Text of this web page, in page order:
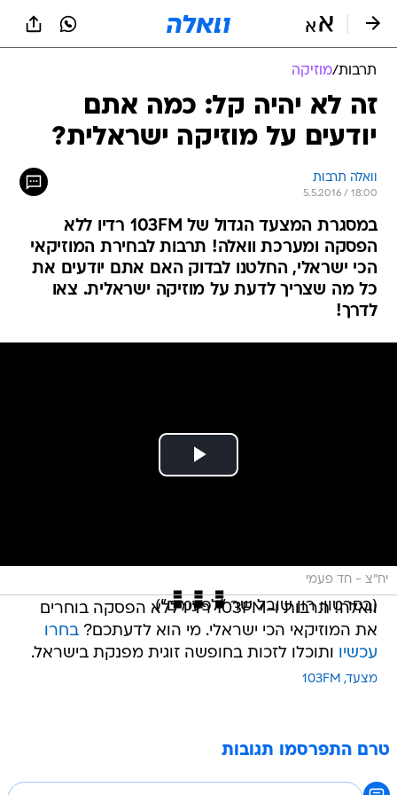
תרבות/מוזיקה
זה לא יהיה קל: כמה אתם
יודעים על מוזיקה ישראלית?
וואלה תרבות
5.5.2016 / 18:00
במסגרת המצעד הגדול של 103FM רדיו ללא
הפסקה ומערכת וואלה! תרבות לבחירת המוזיקאי
הכי ישראלי, החלטנו לבדוק האם אתם יודעים את
כל מה שצריך לדעת על מוזיקה ישראלית. צאו
לדרך!
יח"צ - חד פעמי
(בסרטון: רון שובל שר "לפעמים")וואלה! תרבות ו-103FM רדיו ללא הפסקה בוחרים
את המוזיקאי הכי ישראלי. מי הוא לדעתכם?בחרו
עכשיו ותוכלו לזכות בחופשה זוגית מפנקת בישראל.
מצעד 103FM
טרם התפרסמו תגובות